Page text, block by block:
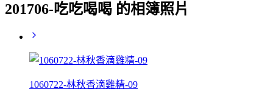
201706-吃吃喝喝 的相簿照片
1060722-林秋香滴雞精-09